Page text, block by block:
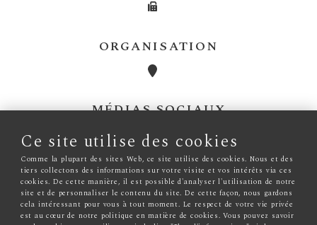
ORGANISATION
MÉDIAS SOCIAUX
LANGUES
Ce site utilise des cookies
Comme la plupart des sites Web, ce site utilise des cookies. Nous et des
tiers collectons des informations sur votre visite et vos intérêts via ces
cookies. De cette manière, il est possible d'analyser l'utilisation de notre
site et de personnaliser le contenu du site. De cette façon, nous gardons
cela intéressant pour vous à tout moment. Le respect de votre vie privée
est au cœur de notre politique en matière de cookies. Vous pouvez savoir